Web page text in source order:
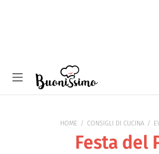
HOME CONSIGLI DI CUCINA
Festa del